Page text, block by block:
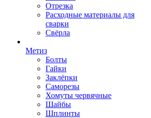
Отрезка
Расходные материалы для
сварки
Свёрла
Метиз
Болты
Гайки
Заклёпки
Саморезы
Хомуты червячные
Шайбы
Шплинты